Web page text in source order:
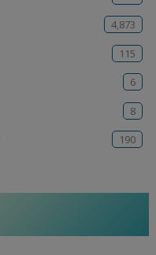
4,873
115
6
8
190